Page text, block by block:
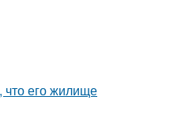
что его жилище